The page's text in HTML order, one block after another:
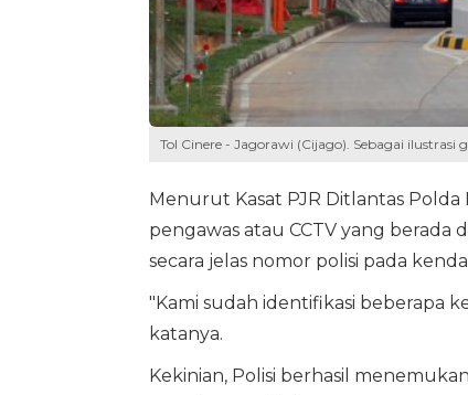
Tol Cinere - Jagorawi (Cijago). Sebagai
Menurut Kasat PJR Ditlantas
pengawas atau CCTV yang berada
secara jelas nomor polisi pada
"Kami sudah identifikasi beberapa
katanya.
Kekinian, Polisi berhasil